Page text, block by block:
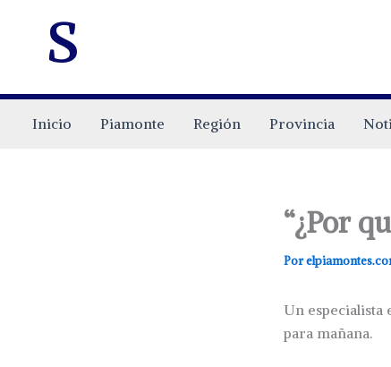
s
Inicio Piamonte Región Provincia
“¿Por
Por
Un especialista
para mañana.